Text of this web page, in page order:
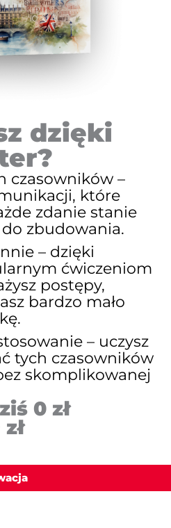
dzięki
czasowników –
które
zdanie stanie
do zbudowania.
– dzięki
ćwiczeniom
postępy,
bardzo mało
– uczysz
tych czasowników
skomplikowanej
0 zł